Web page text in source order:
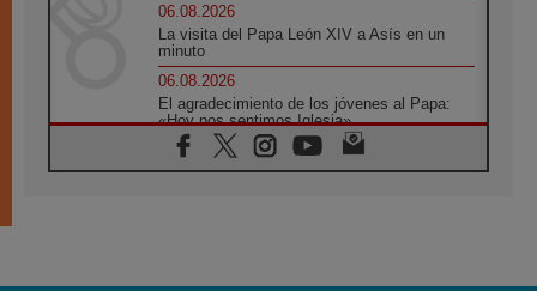
06.08.2026
La visita del Papa León XIV a Asís en un
minuto
06.08.2026
El agradecimiento de los jóvenes al Papa:
«Hoy nos sentimos Iglesia»
06.08.2026
Líbano: Reanudan los coloquios en Roma en